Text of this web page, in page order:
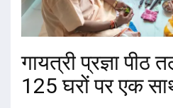
गायत्री प्रज्ञा पीठ
125 घरों पर एक